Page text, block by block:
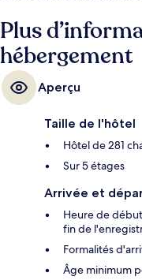
Plus
hébergement
Aperçu
Taille de l'hôtel
Hôtel de 281
Sur 5 étages
Arrivée et
Heure de
fin de
Formalités
Âge minimum